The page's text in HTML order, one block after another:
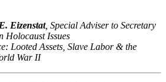
Eizenstat, Special Adviser to Secretary
Holocaust Issues
Looted Assets, Slave Labor & the
War II